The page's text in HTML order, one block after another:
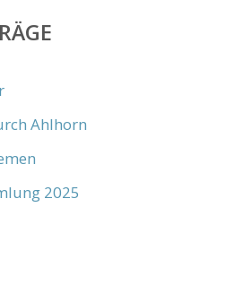
Ahlhorn
2025